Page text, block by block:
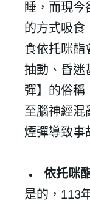
睡，而現今
的方式吸食
食依托咪酯
抽動、昏迷
彈】的俗稱
至腦神經混
煙彈導致事
依托咪
是的， 113